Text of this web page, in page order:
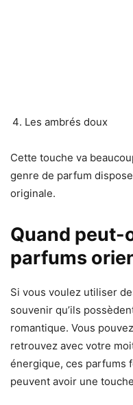
Les ambrés doux
Cette touche va
genre de parfum
originale.
Quand peut-
parfums
Si vous voulez utiliser
souvenir qu’ils
romantique. Vous
retrouvez avec votre
énergique, ces parfums
peuvent avoir une